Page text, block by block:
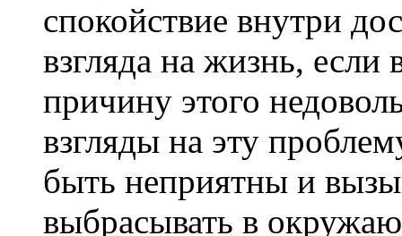
спокойствие внутри
взгляда на жизнь,
причину этого
взгляды на эту
быть неприятны и
выбрасывать в